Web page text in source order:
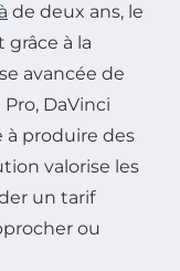
de deux ans, le
à la
avancée de
DaVinci
à produire des
valorise les
un tarif
ou